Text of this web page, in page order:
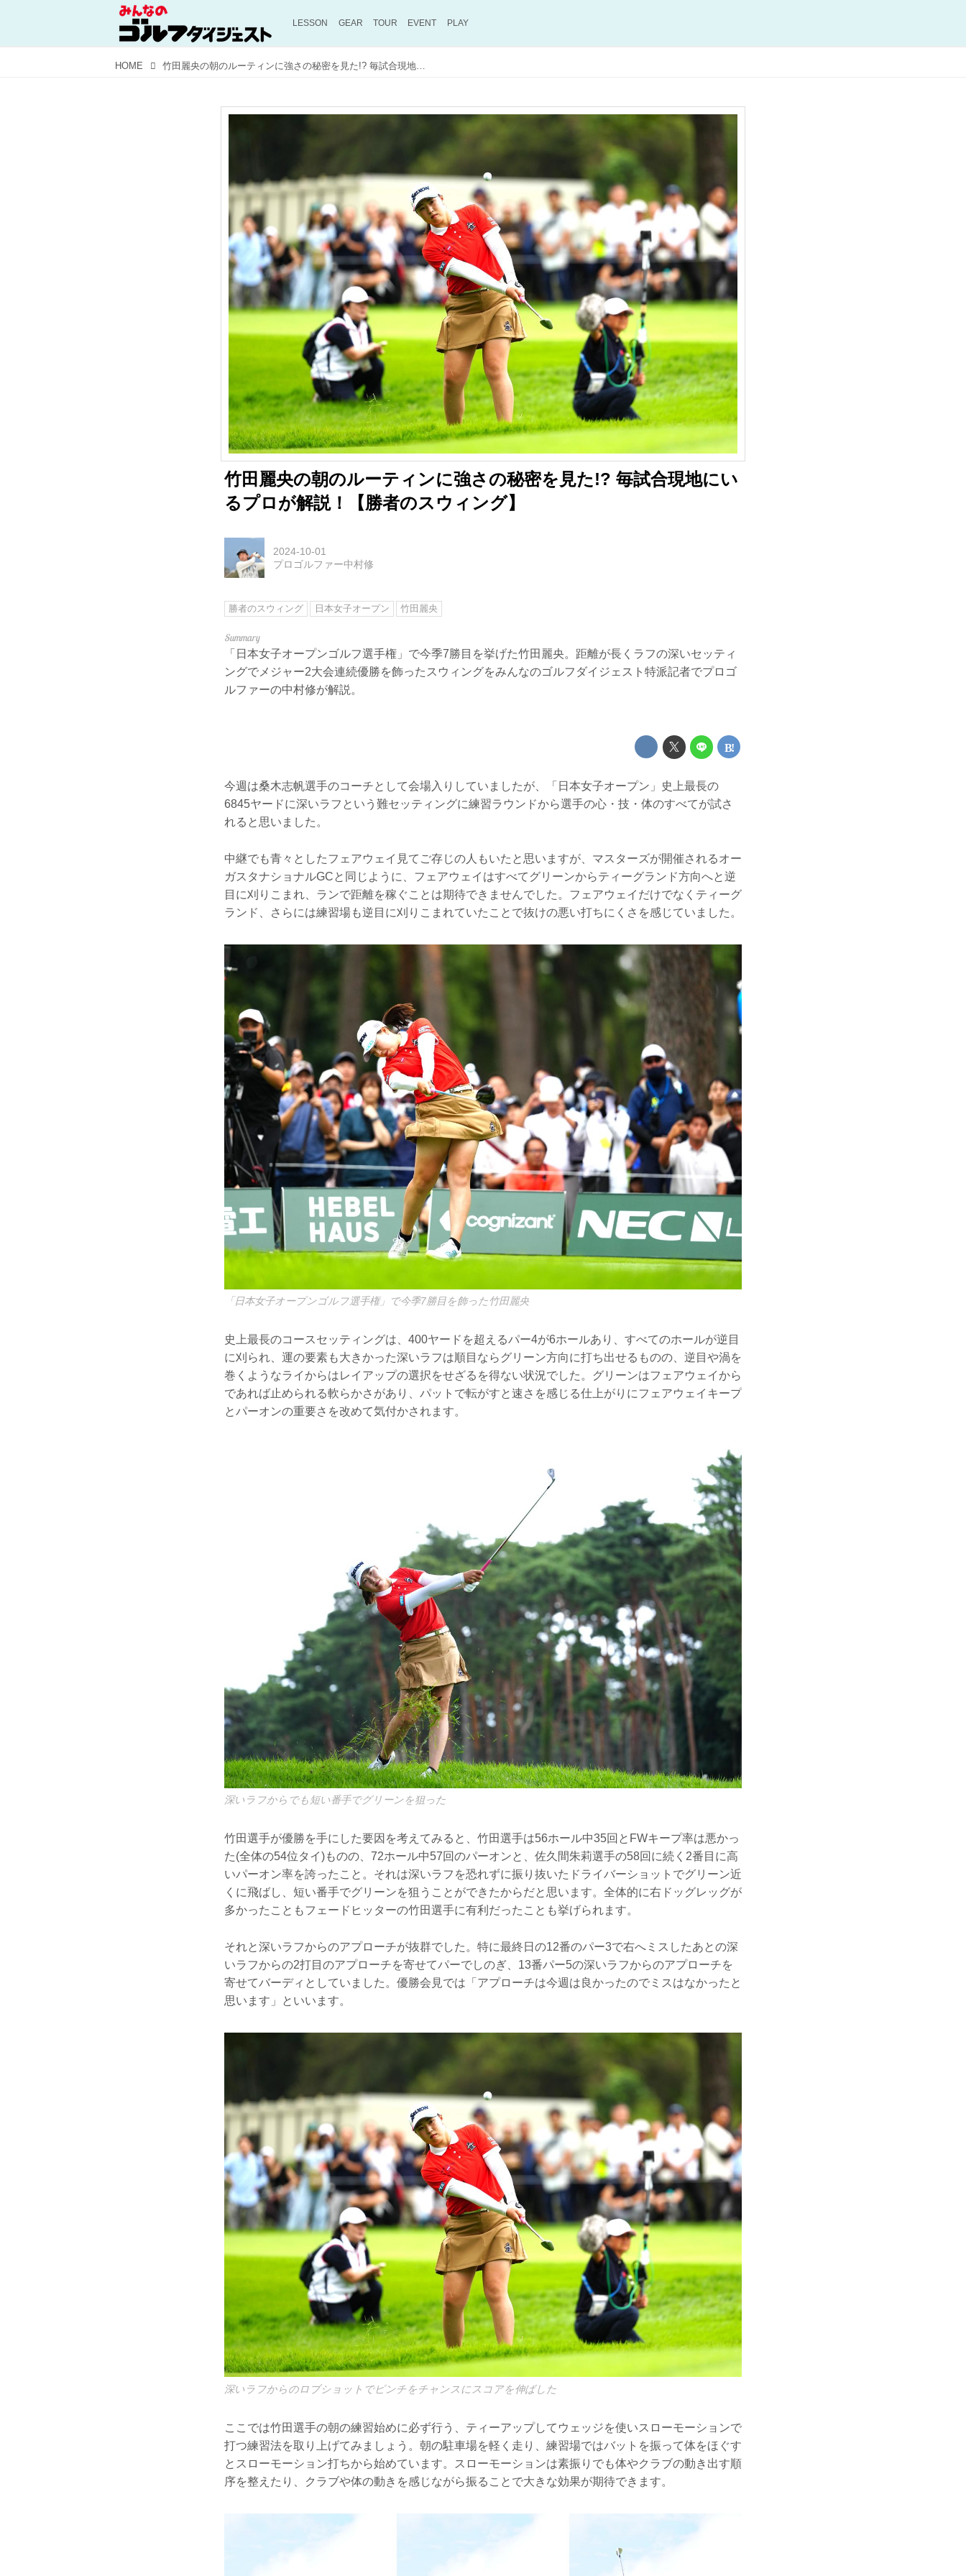
LESSON GEAR TOUR EVENT PLAY
HOME 竹田麗央の朝のルーティンに強さの秘密を見た!? 毎試合現地にいるプロが解説！【勝者のスウィング】
竹田麗央の朝のルーティンに強さの秘密を見た!? 毎試合現地にい
るプロが解説！【勝者のスウィング】
2024-10-01
プロゴルファー中村修
勝者のスウィング 日本女子オープン 竹田麗央
「日本女子オープンゴルフ選手権」で今季7勝目を挙げた竹田麗央。距離が長くラフの深いセッティ
ングでメジャー2大会連続優勝を飾ったスウィングをみんなのゴルフダイジェスト特派記者でプロゴ
ルファーの中村修が解説。
今週は桑木志帆選手のコーチとして会場入りしていましたが、「日本女子オープン」史上最長の
6845ヤードに深いラフという難セッティングに練習ラウンドから選手の心・技・体のすべてが試さ
れると思いました。
中継でも青々としたフェアウェイ見てご存じの人もいたと思いますが、マスターズが開催されるオー
ガスタナショナルGCと同じように、フェアウェイはすべてグリーンからティーグランド方向へと逆
目に刈りこまれ、ランで距離を稼ぐことは期待できませんでした。フェアウェイだけでなくティーグ
ランド、さらには練習場も逆目に刈りこまれていたことで抜けの悪い打ちにくさを感じていました。
「日本女子オープンゴルフ選手権」で今季7勝目を飾った竹田麗央
史上最長のコースセッティングは、400ヤードを超えるパー4が6ホールあり、すべてのホールが逆目
に刈られ、運の要素も大きかった深いラフは順目ならグリーン方向に打ち出せるものの、逆目や渦を
巻くようなライからはレイアップの選択をせざるを得ない状況でした。グリーンはフェアウェイから
であれば止められる軟らかさがあり、パットで転がすと速さを感じる仕上がりにフェアウェイキープ
とパーオンの重要さを改めて気付かされます。
深いラフからでも短い番手でグリーンを狙った
竹田選手が優勝を手にした要因を考えてみると、竹田選手は56ホール中35回とFWキープ率は悪かっ
た(全体の54位タイ)ものの、72ホール中57回のパーオンと、佐久間朱莉選手の58回に続く2番目に高
いパーオン率を誇ったこと。それは深いラフを恐れずに振り抜いたドライバーショットでグリーン近
くに飛ばし、短い番手でグリーンを狙うことができたからだと思います。全体的に右ドッグレッグが
多かったこともフェードヒッターの竹田選手に有利だったことも挙げられます。
それと深いラフからのアプローチが抜群でした。特に最終日の12番のパー3で右へミスしたあとの深
いラフからの2打目のアプローチを寄せてパーでしのぎ、13番パー5の深いラフからのアプローチを
寄せてバーディとしていました。優勝会見では「アプローチは今週は良かったのでミスはなかったと
思います」といいます。
深いラフからのロブショットでピンチをチャンスにスコアを伸ばした
ここでは竹田選手の朝の練習始めに必ず行う、ティーアップしてウェッジを使いスローモーションで
打つ練習法を取り上げてみましょう。朝の駐車場を軽く走り、練習場ではバットを振って体をほぐす
とスローモーション打ちから始めています。スローモーションは素振りでも体やクラブの動き出す順
序を整えたり、クラブや体の動きを感じながら振ることで大きな効果が期待できます。